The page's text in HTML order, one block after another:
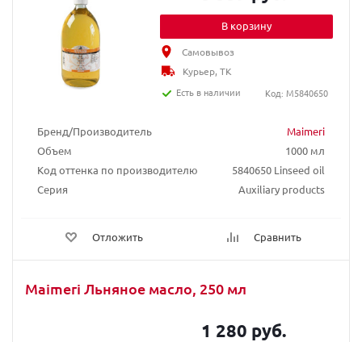
Бренд/Производитель
Maimeri
Объем
1000 мл
Код оттенка по производителю
5840650 Linseed oil
Серия
Auxiliary products
Отложить Сравнить
В корзину
Самовывоз
Курьер, ТК
Есть в наличии
Код: M5840650
Maimeri Льняное масло, 250 мл
1 280 руб.